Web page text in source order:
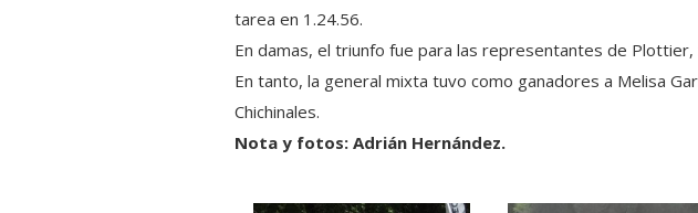
tarea en 1.24.56.
En damas, el triunfo fue para las representantes de
En tanto, la general mixta tuvo como ganadores a Melisa
Chichinales.
Nota y fotos: Adrián Hernández.